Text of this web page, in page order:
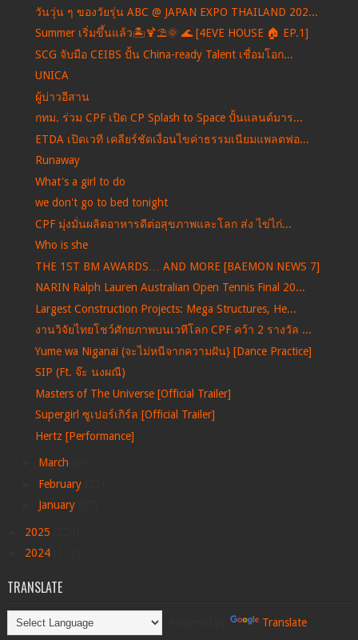
วันวุ่น ๆ ของวัยรุ่น ABC @ JAPAN EXPO THAILAND 202...
Summer เริ่มขึ้นแล้ว🏝️🍹⛱️🌞 🌊 [4EVE HOUSE 🏠 EP.1]
SCG จับมือ CEIBS ปั้น China-ready Talent เชื่อมโอก...
UNICA
ผู้บ่าวอีสาน
กทม. ร่วม CPF เปิด CP Splash to Space ปั้นแลนด์มาร...
ETDA เปิดเวที เคลียร์ชัดเงื่อนไขค่าธรรมเนียมแพลตฟอ...
Runaway
What's a girl to do
we don't go to bed tonight
CPF มุ่งมั่นผลิตอาหารดีต่อสุขภาพและโลก ส่ง ไข่ไก่...
Who is she
THE 1ST BM AWARDS… AND MORE [BAEMON NEWS 7]
NARIN Ralph Lauren Australian Open Tennis Final 20...
Largest Construction Projects: Mega Structures, He...
งานวิจัยไทยโชว์ศักยภาพบนเวทีโลก CPF คว้า 2 รางวัล ...
Yume wa Niganai (จะไม่หนีจากความฝัน} [Dance Practice]
SIP (Ft. จ๊ะ นงผณี)
Masters of The Universe [Official Trailer]
Supergirl ซูเปอร์เกิร์ล [Official Trailer]
Hertz [Performance]
March
February
January
2025
2024
TRANSLATE
Translate